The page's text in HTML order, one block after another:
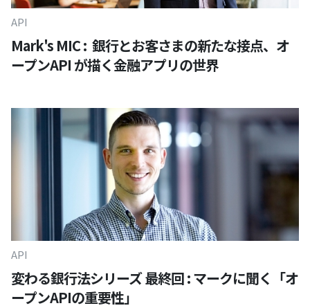
API
Mark's MIC : 銀行とお客さまの新たな接点、オ
ープンAPI が描く金融アプリの世界
API
変わる銀行法シリーズ 最終回 : マークに聞く「オ
ープンAPIの重要性」